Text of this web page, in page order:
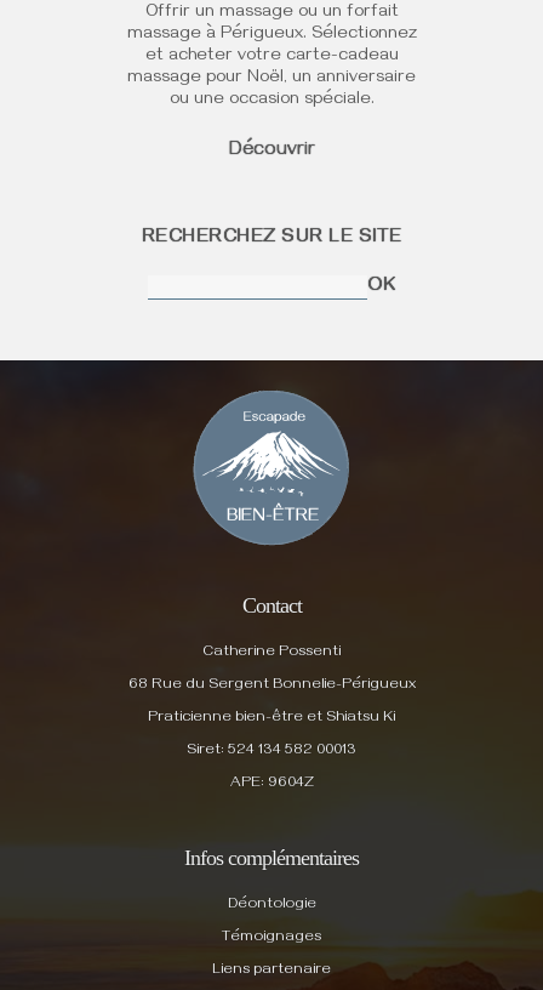
Offrir un massage ou un forfait
massage à Périgueux. Sélectionnez
et acheter votre carte-cadeau
massage pour Noël, un anniversaire
ou une occasion spéciale.
Découvrir
RECHERCHEZ SUR LE SITE
OK
Contact
Catherine Possenti
68 Rue du Sergent Bonnelie-Périgueux
Praticienne bien-être et Shiatsu Ki
Siret: 524 134 582 00013
APE: 9604Z
Infos complémentaires
Déontologie
Témoignages
Liens partenaire